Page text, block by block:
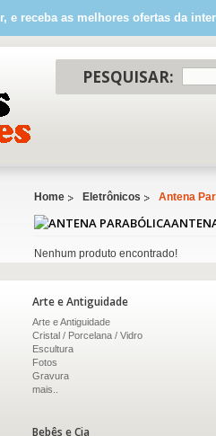
e receba as melhores ofertas da
PESQUISAR:
Home Eletrônicos Antena
Nenhum produto encontrado!
Arte e Antiguidade
Arte e Antiguidade
Cristal / Porcelana / Vidro
Escultura
Fotos
Gravura
mais..
Bebês e Cia